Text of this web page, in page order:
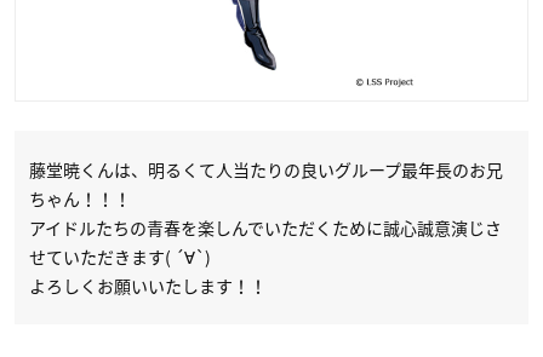
藤堂暁くんは、明るくて人当たりの良いグループ最年長のお兄
ちゃん！！！
アイドルたちの青春を楽しんでいただくために誠心誠意演じさ
せていただきます( ´∀`)
よろしくお願いいたします！！